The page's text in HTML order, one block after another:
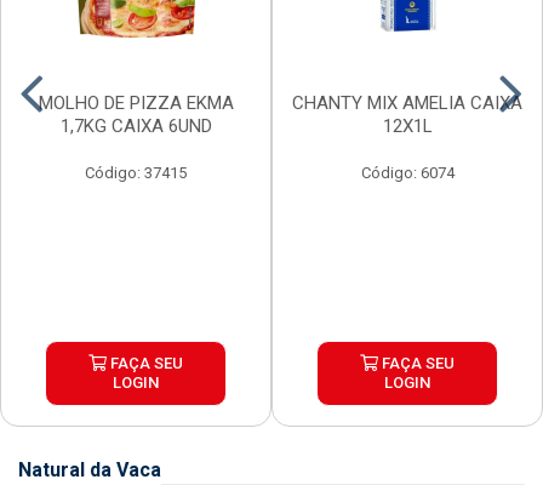
MOLHO DE PIZZA EKMA
1,7KG CAIXA 6UND
Código: 37415
FAÇA SEU
LOGIN
CHANTY MIX AMELIA CAIXA
12X1L
Código: 6074
FAÇA SEU
LOGIN
Natural da Vaca